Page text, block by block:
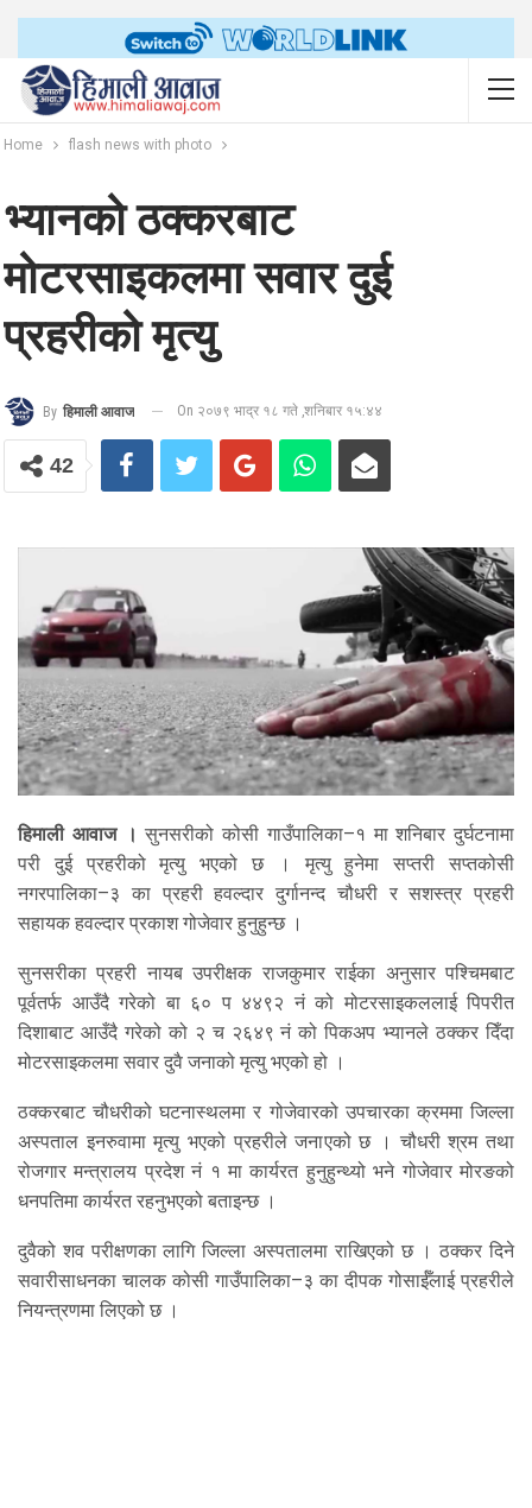
Home flash news with photo
भ्यानको ठक्करबाट
मोटरसाइकलमा सवार दुई
प्रहरीको मृत्यु
By हिमाली आवाज On २०७९ भाद्र १८ गते ,शनिबार १५:४४
42
हिमाली आवाज । सुनसरीको कोसी गाउँपालिका–१ मा शनिबार दुर्घटनामा
परी दुई प्रहरीको मृत्यु भएको छ । मृत्यु हुनेमा सप्तरी सप्तकोसी
नगरपालिका–३ का प्रहरी हवल्दार दुर्गानन्द चौधरी र सशस्त्र प्रहरी
सहायक हवल्दार प्रकाश गोजेवार हुनुहुन्छ ।
सुनसरीका प्रहरी नायब उपरीक्षक राजकुमार राईका अनुसार पश्चिमबाट
पूर्वतर्फ आउँदै गरेको बा ६० प ४४९२ नं को मोटरसाइकललाई पिपरीत
दिशाबाट आउँदै गरेको को २ च २६४९ नं को पिकअप भ्यानले ठक्कर दिँदा
मोटरसाइकलमा सवार दुवै जनाको मृत्यु भएको हो ।
ठक्करबाट चौधरीको घटनास्थलमा र गोजेवारको उपचारका क्रममा जिल्ला
अस्पताल इनरुवामा मृत्यु भएको प्रहरीले जनाएको छ । चौधरी श्रम तथा
रोजगार मन्त्रालय प्रदेश नं १ मा कार्यरत हुनुहुन्थ्यो भने गोजेवार मोरङको
धनपतिमा कार्यरत रहनुभएको बताइन्छ ।
दुवैको शव परीक्षणका लागि जिल्ला अस्पतालमा राखिएको छ । ठक्कर दिने
सवारीसाधनका चालक कोसी गाउँपालिका–३ का दीपक गोसाईँलाई प्रहरीले
नियन्त्रणमा लिएको छ ।